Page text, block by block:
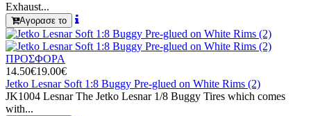
Exhaust...
Αγορασε το
ΠΡΟΣΦΟΡΑ
14.50€19.00€
Jetko Lesnar Soft 1:8 Buggy Pre-glued on White Rims (2)
JK1004 Lesnar The Jetko Lesnar 1/8 Buggy Tires which comes
with...